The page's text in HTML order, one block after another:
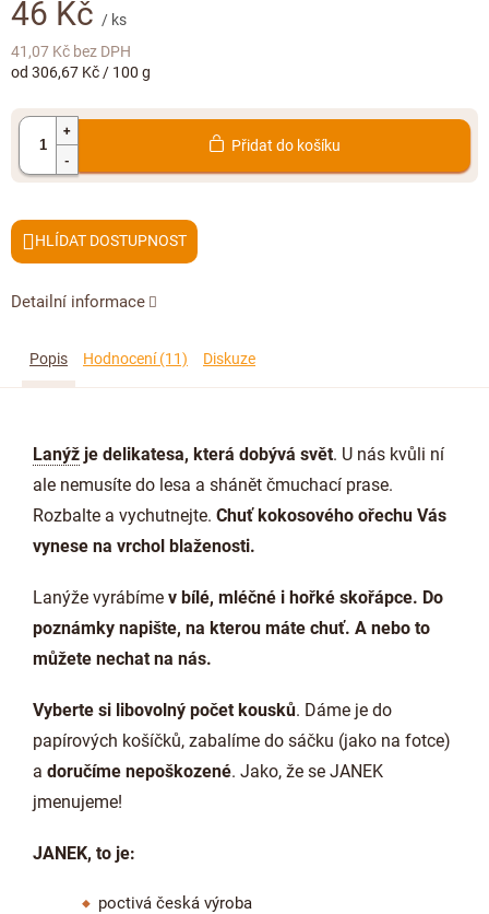
46 Kč / ks
41,07 Kč bez DPH
Měrná
od 306,67 Kč / 100 g
Přidat do košíku
Detailní informace
HLÍDAT
Popis Hodnocení (11) Diskuze
Lanýž je delikatesa, která dobývá svět. U nás kvůli ní
ale nemusíte do lesa a shánět čmuchací prase.
Rozbalte a vychutnejte. Chuť kokosového ořechu Vás
vynese na vrchol blaženosti.
Lanýže vyrábíme v bílé, mléčné i hořké skořápce. Do
poznámky napište, na kterou máte chuť. A nebo to
můžete nechat na nás.
Vyberte si libovolný počet kousků. Dáme je do
papírových košíčků, zabalíme do sáčku (jako na fotce)
a doručíme nepoškozené. Jako, že se JANEK
jmenujeme!
JANEK, to je:
poctivá česká výroba